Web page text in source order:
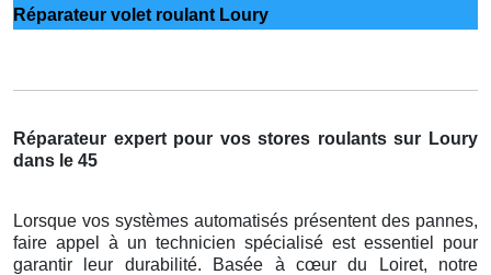
Réparateur volet roulant Loury
Réparateur expert pour vos stores roulants sur Loury
dans le 45
Lorsque vos systèmes automatisés présentent des pannes,
faire appel à un technicien spécialisé est essentiel pour
garantir leur durabilité. Basée à cœur du Loiret, notre